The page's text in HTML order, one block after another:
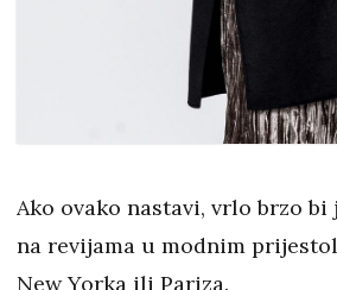
Ako ovako nastavi, vrlo brzo
na revijama u modnim
New Yorka ili Pariza.